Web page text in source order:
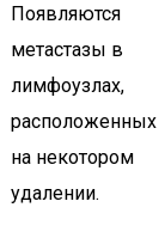
Появляются
метастазы в
лимфоузлах,
расположенных
на некотором
удалении.